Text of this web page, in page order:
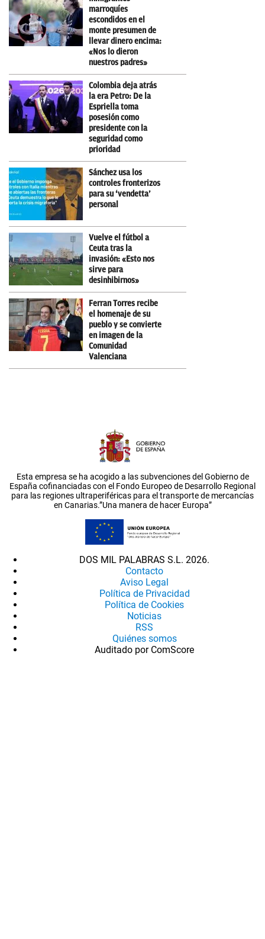
marroquíes
escondidos en el
monte presumen de
llevar dinero encima:
«Nos lo dieron
nuestros padres»
Colombia deja atrás
la era Petro: De la
Espriella toma
posesión como
presidente con la
seguridad como
prioridad
Sánchez usa los
controles fronterizos
para su ‘vendetta’
personal
Vuelve el fútbol a
Ceuta tras la
invasión: «Esto nos
sirve para
desinhibirnos»
Ferran Torres recibe
el homenaje de su
pueblo y se convierte
en imagen de la
Comunidad
Valenciana
Esta empresa se ha acogido a las subvenciones del Gobierno de
España cofinanciadas con el Fondo Europeo de Desarrollo Regional
para las regiones ultraperiféricas para el transporte de mercancías
en Canarias.”Una manera de hacer Europa”
DOS MIL PALABRAS S.L. 2026.
Contacto
Aviso Legal
Política de Privacidad
Política de Cookies
Noticias
RSS
Quiénes somos
Auditado por ComScore